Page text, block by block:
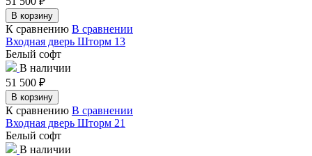
В корзину
К сравнению В сравнении
Входная дверь Шторм 13
Белый софт
В наличии
51 500 ₽
В корзину
К сравнению В сравнении
Входная дверь Шторм 21
Белый софт
В наличии